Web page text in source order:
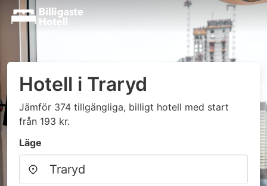
Hotell i Traryd
Jämför 374 tillgängliga, billigt hotell med start
från 193 kr.
Läge